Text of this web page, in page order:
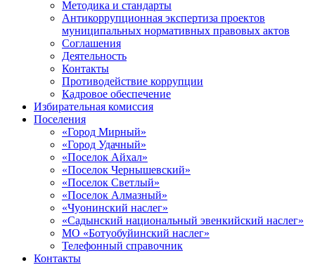
Методика и стандарты
Антикоррупционная экспертиза проектов
муниципальных нормативных правовых актов
Соглашения
Деятельность
Контакты
Противодействие коррупции
Кадровое обеспечение
Избирательная комиссия
Поселения
«Город Мирный»
«Город Удачный»
«Поселок Айхал»
«Поселок Чернышевский»
«Поселок Светлый»
«Поселок Алмазный»
«Чуонинский наслег»
«Садынский национальный эвенкийский наслег»
МО «Ботуобуйинский наслег»
Телефонный справочник
Контакты